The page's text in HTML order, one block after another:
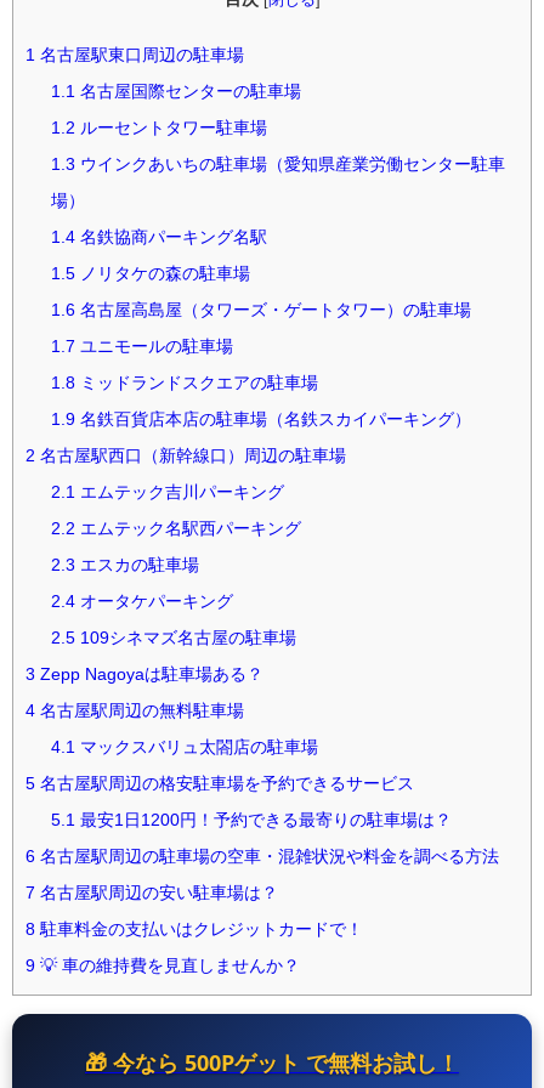
1 名古屋駅東口周辺の駐車場
1.1 名古屋国際センターの駐車場
1.2 ルーセントタワー駐車場
1.3 ウインクあいちの駐車場（愛知県産業労働センター駐車
場）
1.4 名鉄協商パーキング名駅
1.5 ノリタケの森の駐車場
1.6 名古屋高島屋（タワーズ・ゲートタワー）の駐車場
1.7 ユニモールの駐車場
1.8 ミッドランドスクエアの駐車場
1.9 名鉄百貨店本店の駐車場（名鉄スカイパーキング）
2 名古屋駅西口（新幹線口）周辺の駐車場
2.1 エムテック吉川パーキング
2.2 エムテック名駅西パーキング
2.3 エスカの駐車場
2.4 オータケパーキング
2.5 109シネマズ名古屋の駐車場
3 Zepp Nagoyaは駐車場ある？
4 名古屋駅周辺の無料駐車場
4.1 マックスバリュ太閤店の駐車場
5 名古屋駅周辺の格安駐車場を予約できるサービス
5.1 最安1日1200円！予約できる最寄りの駐車場は？
6 名古屋駅周辺の駐車場の空車・混雑状況や料金を調べる方法
7 名古屋駅周辺の安い駐車場は？
8 駐車料金の支払いはクレジットカードで！
9 💡 車の維持費を見直しませんか？
🎁 今なら 500Pゲット で無料お試し！